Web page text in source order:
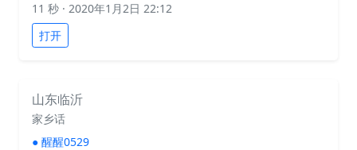
11 秒 · 2020年1月2日 22:12
打开
山东临沂
家乡话
● 醒醒0529